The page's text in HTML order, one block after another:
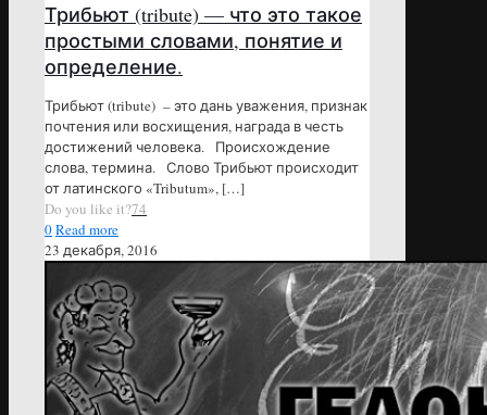
Трибьют (tribute) — что это такое
простыми словами, понятие и
определение.
Трибьют (tribute) – это дань уважения, признак
почтения или восхищения, награда в честь
достижений человека. Происхождение
слова, термина. Слово Трибьют происходит
от латинского «Tributum», […]
Do you like it?74
0Read more
23 декабря, 2016